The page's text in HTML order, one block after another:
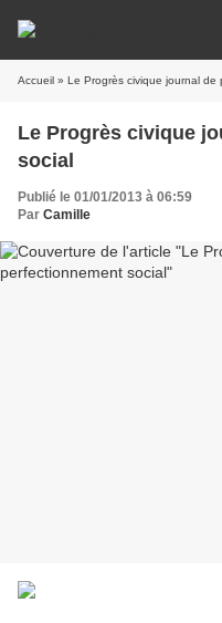
Accueil » Le Progrès civique journal de
Le Progrès civique
social
Publié le 01/01/2013 à 06:59
Par Camille